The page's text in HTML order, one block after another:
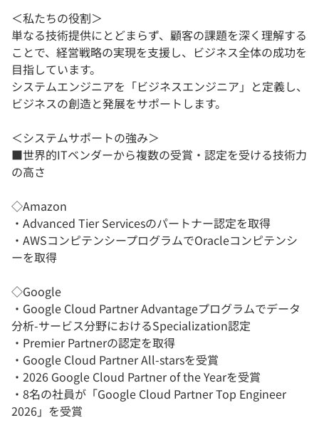
＜私たちの役割＞
単なる技術提供にとどまらず、顧客の課題を深く理解する
ことで、経営戦略の実現を支援し、ビジネス全体の成功を
目指しています。
システムエンジニアを「ビジネスエンジニア」と定義し、
ビジネスの創造と発展をサポートします。
＜システムサポートの強み＞
■世界的ITベンダーから複数の受賞・認定を受ける技術力
の高さ
◇Amazon
・Advanced Tier Servicesのパートナー認定を取得
・AWSコンピテンシープログラムでOracleコンピテンシ
ーを取得
◇Google
・Google Cloud Partner Advantageプログラムでデータ
分析-サービス分野におけるSpecialization認定
・Premier Partnerの認定を取得
・Google Cloud Partner All-starsを受賞
・2026 Google Cloud Partner of the Yearを受賞
・8名の社員が「Google Cloud Partner Top Engineer
2026」を受賞